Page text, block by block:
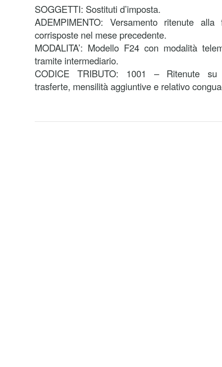
SOGGETTI: Sostituti d’imposta.
ADEMPIMENTO: Versamento ritenute
corrisposte nel mese precedente.
MODALITA’: Modello F24 con modalità
tramite intermediario.
CODICE TRIBUTO: 1001 – Ritenute su
trasferte, mensilità aggiuntive e relativo